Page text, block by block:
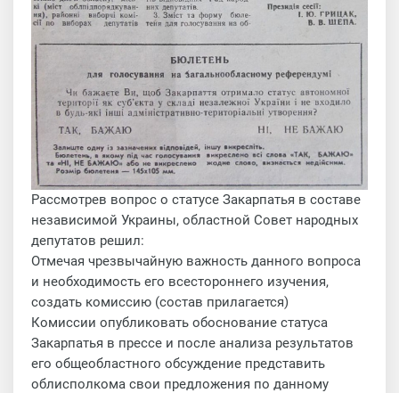
Рассмотрев вопрос о статусе Закарпатья в составе
независимой Украины, областной Совет народных
депутатов решил:
Отмечая чрезвычайную важность данного вопроса
и необходимость его всестороннего изучения,
создать комиссию (состав прилагается)
Комиссии опубликовать обоснование статуса
Закарпатья в прессе и после анализа результатов
его общеобластного обсуждение представить
облисполкома свои предложения по данному